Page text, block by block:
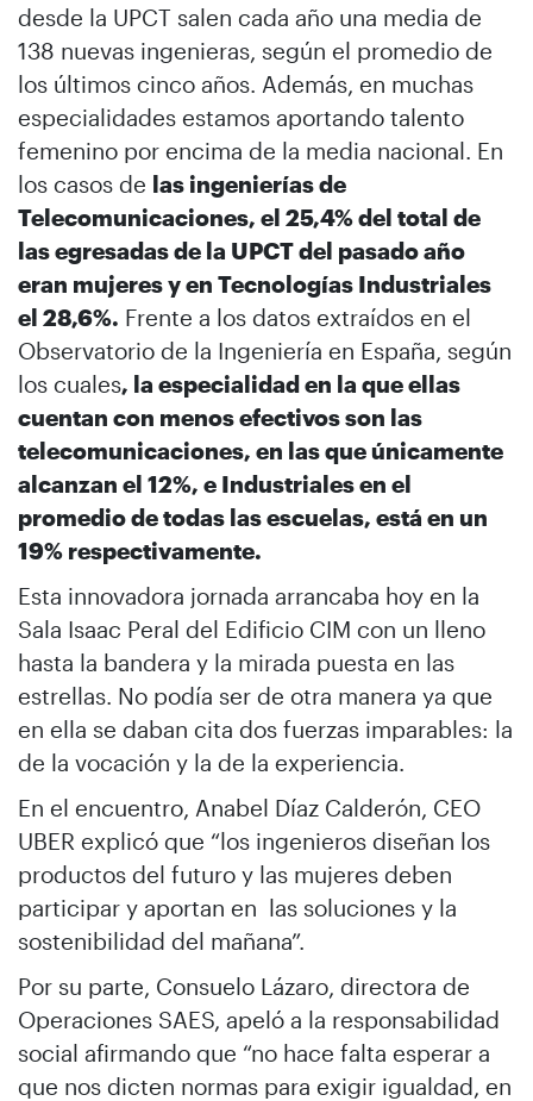
desde la UPCT salen cada año una media de
138 nuevas ingenieras, según el promedio de
los últimos cinco años. Además, en muchas
especialidades estamos aportando talento
femenino por encima de la media nacional. En
los casos de las ingenierías de
Telecomunicaciones, el 25,4% del total de
las egresadas de la UPCT del pasado año
eran mujeres y en Tecnologías Industriales
el 28,6%. Frente a los datos extraídos en el
Observatorio de la Ingeniería en España, según
los cuales, la especialidad en la que ellas
cuentan con menos efectivos son las
telecomunicaciones, en las que únicamente
alcanzan el 12%, e Industriales en el
promedio de todas las escuelas, está en un
19% respectivamente.
Esta innovadora jornada arrancaba hoy en la
Sala Isaac Peral del Edificio CIM con un lleno
hasta la bandera y la mirada puesta en las
estrellas. No podía ser de otra manera ya que
en ella se daban cita dos fuerzas imparables: la
de la vocación y la de la experiencia.
En el encuentro, Anabel Díaz Calderón, CEO
UBER explicó que “los ingenieros diseñan los
productos del futuro y las mujeres deben
participar y aportan en las soluciones y la
sostenibilidad del mañana”.
Por su parte, Consuelo Lázaro, directora de
Operaciones SAES, apeló a la responsabilidad
social afirmando que “no hace falta esperar a
que nos dicten normas para exigir igualdad, en